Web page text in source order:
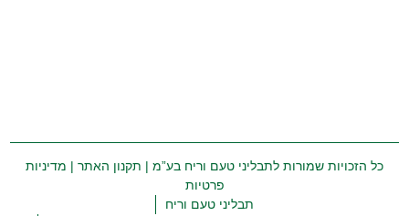
כל הזכויות שמורות לתבליני טעם וריח בע”מ | תקנון האתר | מדיניות
פרטיות
תבליני טעם וריח